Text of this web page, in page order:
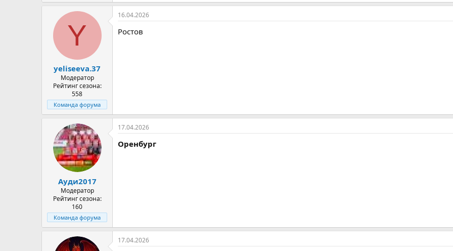
Y
yeliseeva.37
Модератор
Рейтинг сезона:
558
Команда форума
16.04.2026
Ростов
Ауди2017
Модератор
Рейтинг сезона:
160
Команда форума
17.04.2026
Оренбург
17.04.2026